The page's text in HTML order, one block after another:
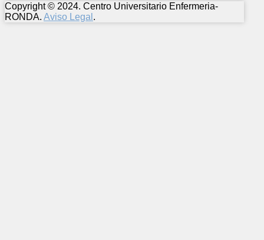
Copyright © 2024. Centro Universitario Enfermeria-
RONDA. Aviso Legal .